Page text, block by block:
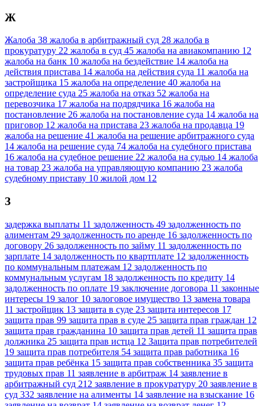
Ж
Жалоба 38 жалоба в арбитражный суд 28 жалоба в
прокуратуру 22 жалоба в суд 45 жалоба на авиакомпанию 12
жалоба на банк 10 жалоба на бездействие 14 жалоба на
действия пристава 14 жалоба на действия суда 11 жалоба на
застройщика 15 жалоба на определение 40 жалоба на
определение суда 25 жалоба на отказ 52 жалоба на
перевозчика 17 жалоба на подрядчика 16 жалоба на
постановление 26 жалоба на постановление суда 14 жалоба на
приговор 12 жалоба на пристава 23 жалоба на продавца 19
жалоба на решение 41 жалоба на решение арбитражного суда
14 жалоба на решение суда 74 жалоба на судебного пристава
16 жалоба на судебное решение 22 жалоба на судью 14 жалоба
на товар 23 жалоба на управляющую компанию 23 жалоба
судебному приставу 10 жилой дом 12
З
задержка выплаты 11 задолженность 49 задолженность по
алиментам 29 задолженность по аренде 16 задолженность по
договору 26 задолженность по займу 11 задолженность по
зарплате 14 задолженность по квартплате 12 задолженность
по коммунальным платежам 12 задолженность по
коммунальным услугам 18 задолженность по кредиту 14
задолженность по оплате 19 заключение договора 11 законные
интересы 19 залог 10 залоговое имущество 13 замена товара
11 застройщик 13 защита в суде 23 защита интересов 17
защита прав 99 защита прав в суде 25 защита прав граждан 12
защита прав гражданина 10 защита прав детей 11 защита прав
должника 25 защита прав истца 12 Защита прав потребителей
19 защита прав потребителя 54 защита прав работника 16
защита прав ребёнка 15 защита прав собственника 35 защита
трудовых прав 11 заявление в арбитраж 14 заявление в
арбитражный суд 212 заявление в прокуратуру 20 заявление в
суд 332 заявление на алименты 14 заявление на взыскание 16